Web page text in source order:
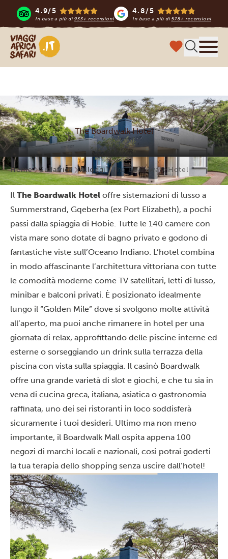
4.9/5
In base a più di 933+ recensioni
4.8/5
In base a più di578+ recensioni
Viaggi Africa Safari
The Boardwalk Hotel
Home Sudafrica Alloggi The Boardwalk Hotel
Il The Boardwalk Hotel offre sistemazioni di lusso a
Summerstrand, Gqeberha (ex Port Elizabeth), a pochi
passi dalla spiaggia di Hobie. Tutte le 140 camere con
vista mare sono dotate di bagno privato e godono di
fantastiche viste sull’Oceano Indiano. L’hotel combina
in modo affascinante l’architettura vittoriana con tutte
le comodità moderne come TV satellitari, letti di lusso,
minibar e balconi privati. È posizionato idealmente
lungo il “Golden Mile” dove si svolgono molte attività
all’aperto, ma puoi anche rimanere in hotel per una
giornata di relax, approfittando delle piscine interne ed
esterne o sorseggiando un drink sulla terrazza della
piscina con vista sulla spiaggia. Il casinò Boardwalk
offre una grande varietà di slot e giochi, e che tu sia in
vena di cucina greca, italiana, asiatica o gastronomia
raffinata, uno dei sei ristoranti in loco soddisferà
sicuramente i tuoi desideri. Ultimo ma non meno
importante, il Boardwalk Mall ospita appena 100
negozi di marchi locali e nazionali, così potrai goderti
la tua terapia dello shopping senza uscire dall’hotel!